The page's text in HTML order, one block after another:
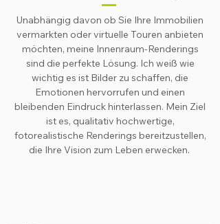
Unabhängig davon ob Sie Ihre Immobilien
vermarkten oder virtuelle Touren anbieten
möchten, meine Innenraum-Renderings
sind die perfekte Lösung. Ich weiß wie
wichtig es ist Bilder zu schaffen, die
Emotionen hervorrufen und einen
bleibenden Eindruck hinterlassen. Mein Ziel
ist es, qualitativ hochwertige,
fotorealistische Renderings bereitzustellen,
die Ihre Vision zum Leben erwecken.